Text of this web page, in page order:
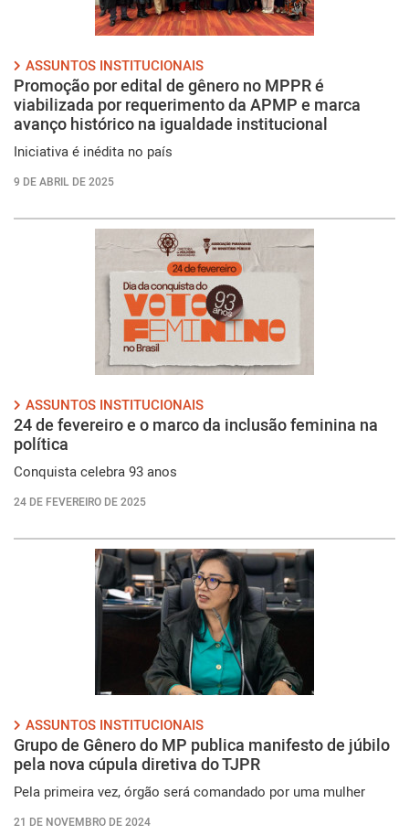
ASSUNTOS INSTITUCIONAIS
Promoção por edital de gênero no MPPR é
viabilizada por requerimento da APMP e marca
avanço histórico na igualdade institucional
Iniciativa é inédita no país
9 DE ABRIL DE 2025
ASSUNTOS INSTITUCIONAIS
24 de fevereiro e o marco da inclusão feminina na
política
Conquista celebra 93 anos
24 DE FEVEREIRO DE 2025
ASSUNTOS INSTITUCIONAIS
Grupo de Gênero do MP publica manifesto de júbilo
pela nova cúpula diretiva do TJPR
Pela primeira vez, órgão será comandado por uma mulher
21 DE NOVEMBRO DE 2024